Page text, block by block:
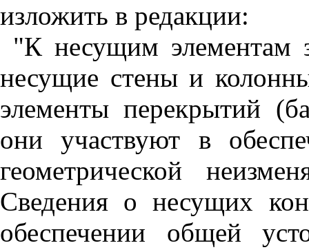
изложить в редакции:
"К несущим элементам
несущие стены и
элементы перекрытий
они участвуют в
геометрической
Сведения о несущих
обеспечении общей